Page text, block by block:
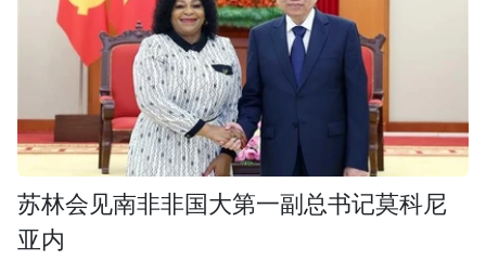
苏林会见南非非国大第一副总书记莫科尼
亚内